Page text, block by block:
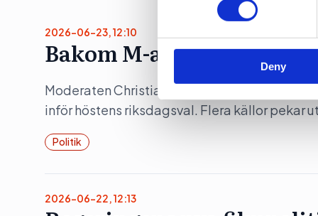
other information that
Deny
2026-06-23, 12:10
Bakom M-avhoppet i
Moderaten Christian Holm lämnar sina
inför höstens riksdagsval. Flera källor pekar
Politik
2026-06-22, 12:13